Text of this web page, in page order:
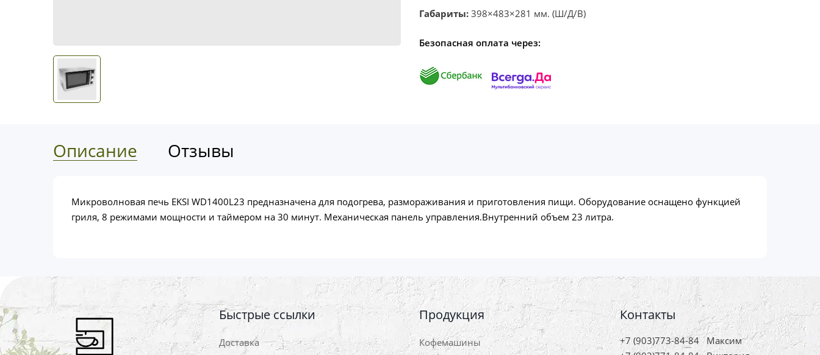
Габариты: 398×483×281 мм. (Ш/Д/В)
Безопасная оплата через:
Описание Отзывы
Микроволновая печь EKSI WD1400L23 предназначена для подогрева, размораживания и приготовления пищи. Оборудование оснащено функцией
гриля, 8 режимами мощности и таймером на 30 минут. Механическая панель управления.Внутренний объем 23 литра.
Быстрые ссылки
Доставка
Продукция
Кофемашины
Контакты
+7 (903)773-84-84Максим